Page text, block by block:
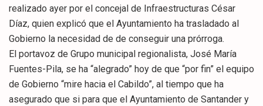
realizado ayer por el concejal de Infraestructuras César
Díaz, quien explicó que el Ayuntamiento ha trasladado al
Gobierno la necesidad de de conseguir una prórroga.
El portavoz de Grupo municipal regionalista, José María
Fuentes-Pila, se ha “alegrado” hoy de que “por fin” el equipo
de Gobierno “mire hacia el Cabildo”, al tiempo que ha
asegurado que si para que el Ayuntamiento de Santander y